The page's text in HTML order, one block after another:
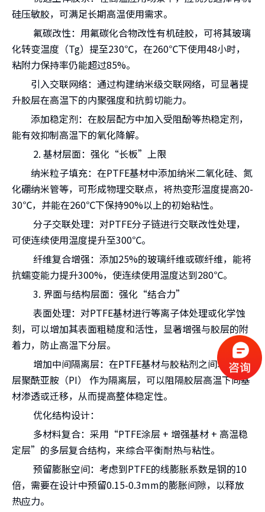
硅压敏胶，可满足长期高温使用需求。
氟碳改性：用氟碳化合物改性有机硅胶，可将其玻璃
化转变温度（Tg）提至230℃，在260℃下使用48小时，
粘附力保持率仍能超过85%。
引入交联网络：通过构建纳米级交联网络，可显著提
升胶层在高温下的内聚强度和抗剪切能力。
添加稳定剂：在胶层配方中加入受阻酚等热稳定剂，
能有效抑制高温下的氧化降解。
2. 基材层面：强化“长板”上限
纳米粒子填充：在PTFE基材中添加纳米二氧化硅、氮
化硼纳米管等，可形成物理交联点，将热变形温度提高20-
30℃，并能在260℃下保持90%以上的初始粘性。
分子交联处理：对PTFE分子链进行交联改性处理，
可使连续使用温度提升至300℃。
纤维复合增强：添加25%的玻璃纤维或碳纤维，能将
抗蠕变能力提升300%，使连续使用温度达到280℃。
3. 界面与结构层面：强化“结合力”
表面处理：对PTFE基材进行等离子体处理或化学蚀
刻，可以增加其表面粗糙度和活性，显著增强与胶层的附
着力，防止高温下分层。
增加中间隔离层：在PTFE基材与胶粘剂之间增加一
层聚酰亚胺（PI） 作为隔离层，可以阻隔胶层高温下向基
材渗透或迁移，从而提高整体稳定性。
优化结构设计：
多材料复合：采用“PTFE涂层 + 增强基材 + 高温稳
定层”的多层复合结构，来综合平衡耐热与粘性。
预留膨胀空间：考虑到PTFE的线膨胀系数是钢的10
倍，需要在设计中预留0.15-0.3mm的膨胀间隙，以释放
热应力。